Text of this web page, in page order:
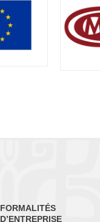
FORMALITÉS
D’ENTREPRISE